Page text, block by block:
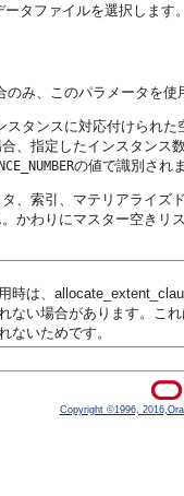
タファイルを選択します
み、このパラメータを使
スタンスに対応付けられ
、指定したインスタン
の値で識別され
、索引、マテリアライ
かわりにマスター空き
時は、
ない場合があります。こ
ないためです。
Copyright ©1996,